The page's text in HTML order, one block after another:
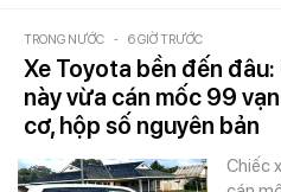
TRONG NƯỚC - 6 GIỜ TRƯỚC
Xe Toyota bền đến
này vừa cán mốc 99
cơ, hộp số nguyên bản
Chiếc